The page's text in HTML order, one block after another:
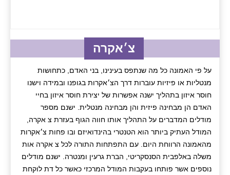
צ׳אקרה
על פי האמונה כל מה שנתפס בעינינו, בני האדם, כתחושות
מנטליות או פיזיות עוברות דרך הצ׳אקרות בגופנו ובמידה וישנו
חוסר איזון בתהליך ישנה אפשרות של יצירת חוסר איזון בחיי
האדם הן מבחינה פיזית והן מבחינה מנטלית. ישנם מספר
מודלים המדברים על התהליך אותו חווה הגוף בעזרת צ אקרה,
המודל העתיק ביותר הוא הטנטרי בהינדואיזם ובו פחות צ׳אקרות
מהאמונה הרווחת היום. עם התפתחות התורה לכל צ אקרה אות
משלה באלפבית הסנסקריטי, הברת גרעין ומנטרה. ישנם מודלים
נוספים אשר פותחו בעקבות המודל המרכזי כאשר כל דת לוקחת